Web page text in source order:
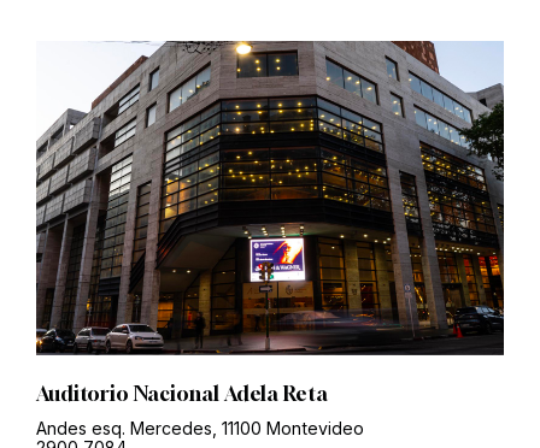
Auditorio Nacional Adela Reta
Andes esq. Mercedes, 11100 Montevideo